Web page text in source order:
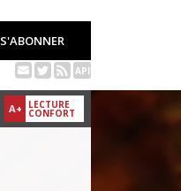
S'ABONNER
API
A+ LECTURE
CONFORT